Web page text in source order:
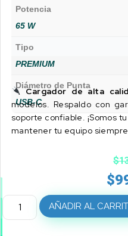
Potencia
65 W
Tipo
PREMIUM
Diámetro de Punta
USB-C
Cargador de alta
modelos. Respaldo con
soporte confiable. ¡Somos
mantener tu equipo
$
$
AÑADIR AL